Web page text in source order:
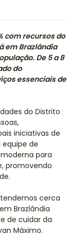
com recursos do
em Brazlândia
De 5 a 8
do
essenciais de
do Distrito
iniciativas de
de
para
promovendo
cerca
Brazlândia
de cuidar da
Máximo.